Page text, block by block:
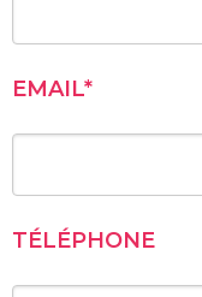
EMAIL*
TÉLÉPHONE